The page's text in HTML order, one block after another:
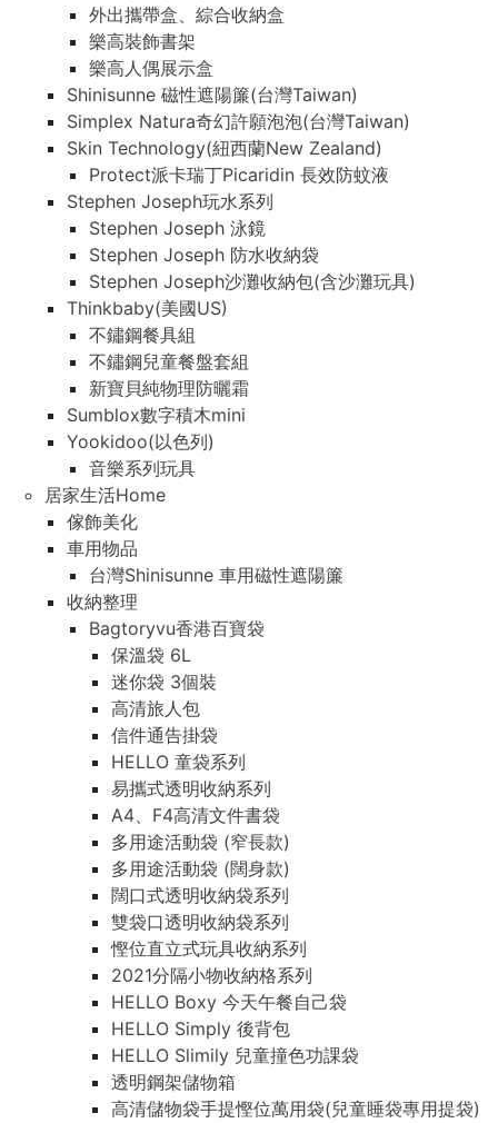
外出攜帶盒、綜合收納盒
樂高裝飾書架
樂高人偶展示盒
Shinisunne 磁性遮陽簾(台灣Taiwan)
Simplex Natura奇幻許願泡泡(台灣Taiwan)
Skin Technology(紐西蘭New Zealand)
Protect派卡瑞丁Picaridin 長效防蚊液
Stephen Joseph玩水系列
Stephen Joseph 泳鏡
Stephen Joseph 防水收納袋
Stephen Joseph沙灘收納包(含沙灘玩具)
Thinkbaby(美國US)
不鏽鋼餐具組
不鏽鋼兒童餐盤套組
新寶貝純物理防曬霜
Sumblox數字積木mini
Yookidoo(以色列)
音樂系列玩具
居家生活Home
傢飾美化
車用物品
台灣Shinisunne 車用磁性遮陽簾
收納整理
Bagtoryvu香港百寶袋
保溫袋 6L
迷你袋 3個裝
高清旅人包
信件通告掛袋
HELLO 童袋系列
易攜式透明收納系列
A4、F4高清文件書袋
多用途活動袋 (窄長款)
多用途活動袋 (闊身款)
闊口式透明收納袋系列
雙袋口透明收納袋系列
慳位直立式玩具收納系列
2021分隔小物收納格系列
HELLO Boxy 今天午餐自己袋
HELLO Simply 後背包
HELLO Slimily 兒童撞色功課袋
透明鋼架儲物箱
高清儲物袋手提慳位萬用袋(兒童睡袋專用提袋)